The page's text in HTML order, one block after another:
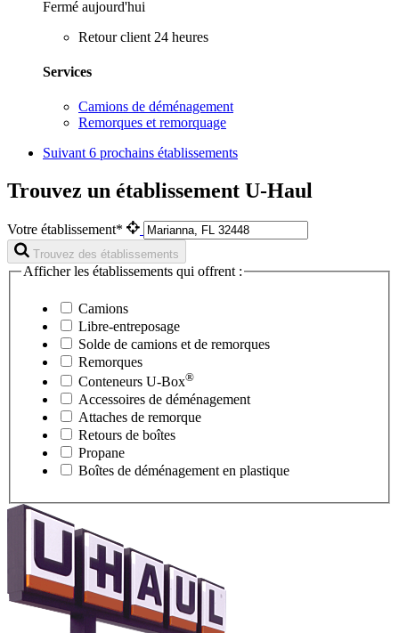
Fermé aujourd'hui
Retour client 24 heures
Services
Camions de déménagement
Remorques et remorquage
Suivant 6 prochains établissements
Trouvez un établissement U-Haul
Votre établissement*
Trouvez des établissements
Afficher les établissements qui offrent :
Camions
Libre-entreposage
Solde de camions et de remorques
Remorques
Conteneurs U-Box®
Accessoires de déménagement
Attaches de remorque
Retours de boîtes
Propane
Boîtes de déménagement en plastique